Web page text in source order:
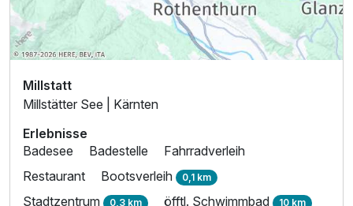
Millstatt
Millstätter See | Kärnten
Erlebnisse
Badesee
Badestelle
Fahrradverleih
Restaurant
Bootsverleih 0,1 km
Stadtzentrum 0,3 km öfftl. Schwimmbad 10 km